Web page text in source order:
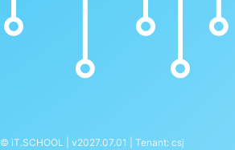
© iT.SCHOOL | v2027.07.01 | Tenant: csj